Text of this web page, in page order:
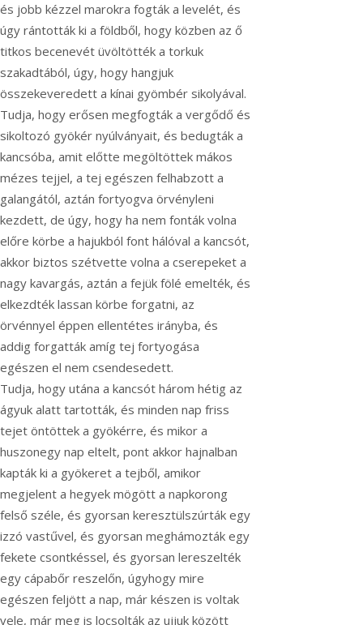
és jobb kézzel marokra fogták a levelét, és
úgy rántották ki a földből, hogy közben az ő
titkos becenevét üvöltötték a torkuk
szakadtából, úgy, hogy hangjuk
összekeveredett a kínai gyömbér sikolyával.
Tudja, hogy erősen megfogták a vergődő és
sikoltozó gyökér nyúlványait, és bedugták a
kancsóba, amit előtte megöltöttek mákos
mézes tejjel, a tej egészen felhabzott a
galangától, aztán fortyogva örvényleni
kezdett, de úgy, hogy ha nem fonták volna
előre körbe a hajukból font hálóval a kancsót,
akkor biztos szétvette volna a cserepeket a
nagy kavargás, aztán a fejük fölé emelték, és
elkezdték lassan körbe forgatni, az
örvénnyel éppen ellentétes irányba, és
addig forgatták amíg tej fortyogása
egészen el nem csendesedett.
Tudja, hogy utána a kancsót három hétig az
ágyuk alatt tartották, és minden nap friss
tejet öntöttek a gyökérre, és mikor a
huszonegy nap eltelt, pont akkor hajnalban
kapták ki a gyökeret a tejből, amikor
megjelent a hegyek mögött a napkorong
felső széle, és gyorsan keresztülszúrták egy
izzó vastűvel, és gyorsan meghámozták egy
fekete csontkéssel, és gyorsan lereszelték
egy cápabőr reszelőn, úgyhogy mire
egészen feljött a nap, már készen is voltak
vele, már meg is locsolták az ujjuk között